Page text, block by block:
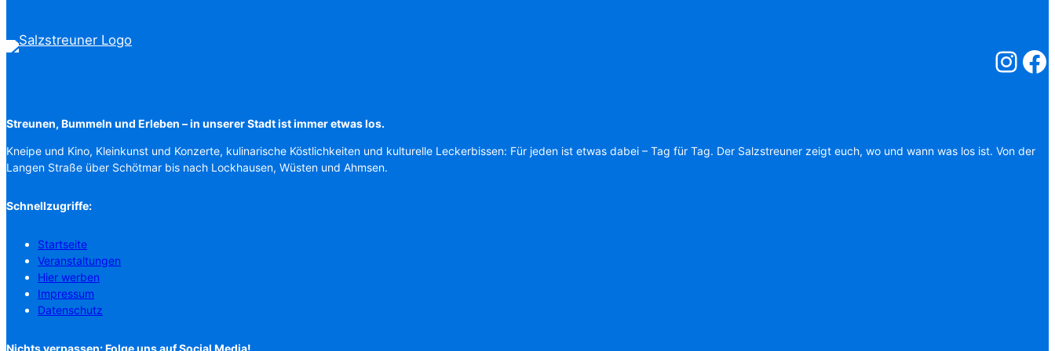
Streunen, Bummeln und Erleben – in unserer Stadt ist immer etwas los.
Kneipe und Kino, Kleinkunst und Konzerte, kulinarische Köstlichkeiten und kulturelle Leckerbissen: Für jeden ist etwas dabei – Tag für Tag. Der Salzstreuner zeigt euch, wo und wann was los ist. Von der
Langen Straße über Schötmar bis nach Lockhausen, Wüsten und Ahmsen.
Schnellzugriffe:
Startseite
Veranstaltungen
Hier werben
Impressum
Datenschutz
Nichts verpassen: Folge uns auf Social Media!